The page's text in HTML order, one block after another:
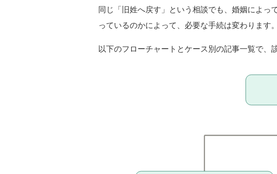
同じ「旧姓へ戻す」という相談でも、婚姻によ
っているのかによって、必要な手続は変わります。
以下のフローチャートとケース別の記事一覧で、